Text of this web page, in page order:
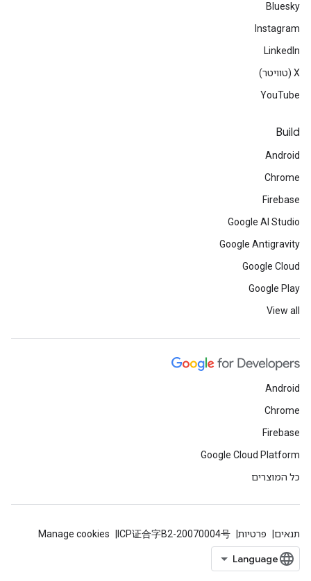
Bluesky
Instagram
LinkedIn
‫X (טוויטר)
YouTube
Build
Android
Chrome
Firebase
Google AI Studio
Google Antigravity
Google Cloud
Google Play
View all
Android
Chrome
Firebase
Google Cloud Platform
כל המוצרים
תנאים פרטיות ICP证合字B2-20070004号
Manage cookies